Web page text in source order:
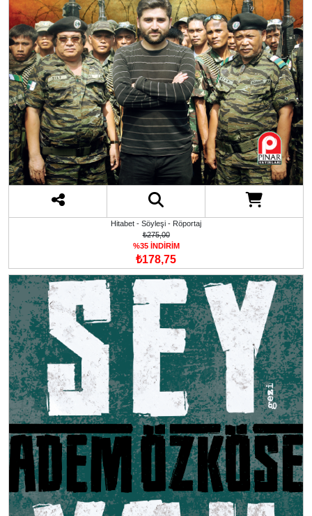
Hitabet - Söyleşi - Röportaj
₺275,00
%35 İNDİRİM
₺178,75